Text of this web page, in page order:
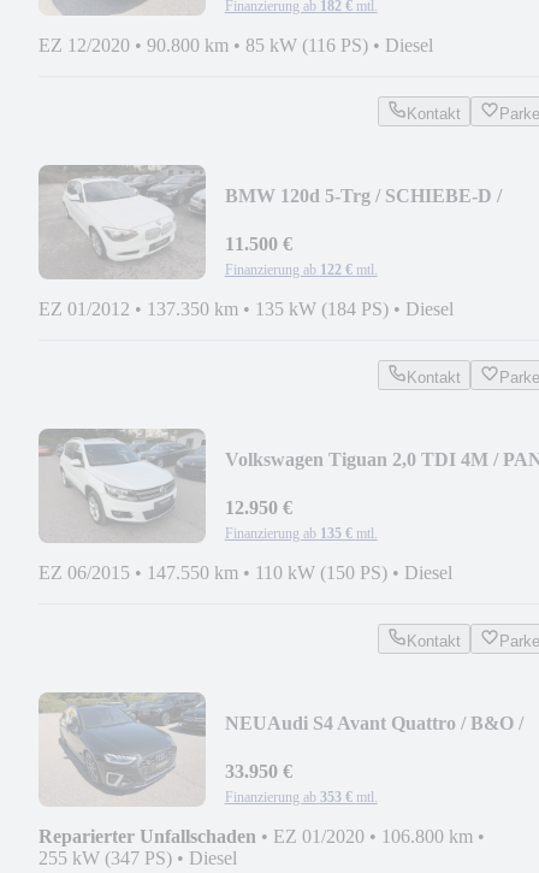
Finanzierung ab 182 € mtl.
EZ 12/2020 • 90.800 km • 85 kW (116 PS) • Diesel
Kontakt
BMW 120d 5-Trg / SCHIEBE-D /
11.500 €
Finanzierung ab 122 € mtl.
EZ 01/2012 • 137.350 km • 135 kW (184 PS) • Diesel
Kontakt
Volkswagen Tiguan 2,0 TDI 4M /
12.950 €
Finanzierung ab 135 € mtl.
EZ 06/2015 • 147.550 km • 110 kW (150 PS) • Diesel
Kontakt
NEUAudi S4 Avant Quattro / B&O /
33.950 €
Finanzierung ab 353 € mtl.
Reparierter Unfallschaden • EZ 01/2020 • 106.800 km •
255 kW (347 PS) • Diesel